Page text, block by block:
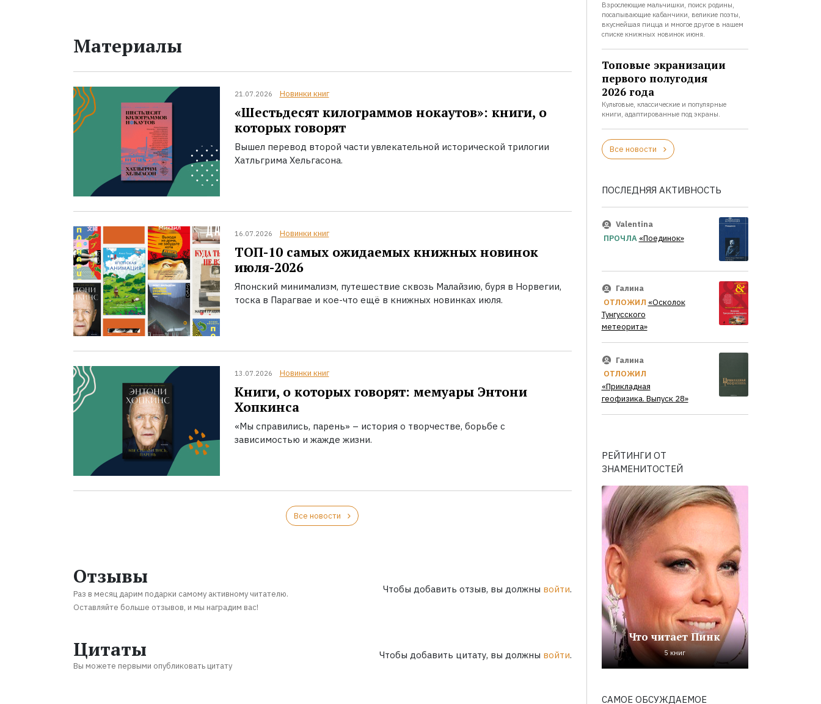
Материалы
21.07.2026 Новинки книг
«Шестьдесят килограммов нокаутов»: книги, о
которых говорят
Вышел перевод второй части увлекательной исторической трилогии
Хатльгрима Хельгасона.
16.07.2026 Новинки книг
ТОП-10 самых ожидаемых книжных новинок
июля-2026
Японский минимализм, путешествие сквозь Малайзию, буря в Норвегии,
тоска в Парагвае и кое-что ещё в книжных новинках июля.
13.07.2026 Новинки книг
Книги, о которых говорят: мемуары Энтони
Хопкинса
«Мы справились, парень» – история о творчестве, борьбе с
зависимостью и жажде жизни.
Все новости
Отзывы
Раз в месяц дарим подарки самому активному читателю.
Оставляйте больше отзывов, и мы наградим вас!
Чтобы добавить отзыв, вы должны войти.
Цитаты
Вы можете первыми опубликовать цитату
Чтобы добавить цитату, вы должны войти.
Взрослеющие мальчишки, поиск родины,
посапывающие кабанчики, великие поэты,
вкуснейшая пицца и многое другое в нашем
списке книжных новинок июня.
Топовые экранизации
первого полугодия
2026 года
Культовые, классические и популярные
книги, адаптированные под экраны.
Все новости
ПОСЛЕДНЯЯ АКТИВНОСТЬ
Valentina
ПРОЧЛА «Поединок»
Галина
ОТЛОЖИЛ «Осколок
Тунгусского
метеорита»
Галина
ОТЛОЖИЛ
«Прикладная
геофизика. Выпуск 28»
РЕЙТИНГИ ОТ
ЗНАМЕНИТОСТЕЙ
Что читает Пинк
5 книг
САМОЕ ОБСУЖДАЕМОЕ